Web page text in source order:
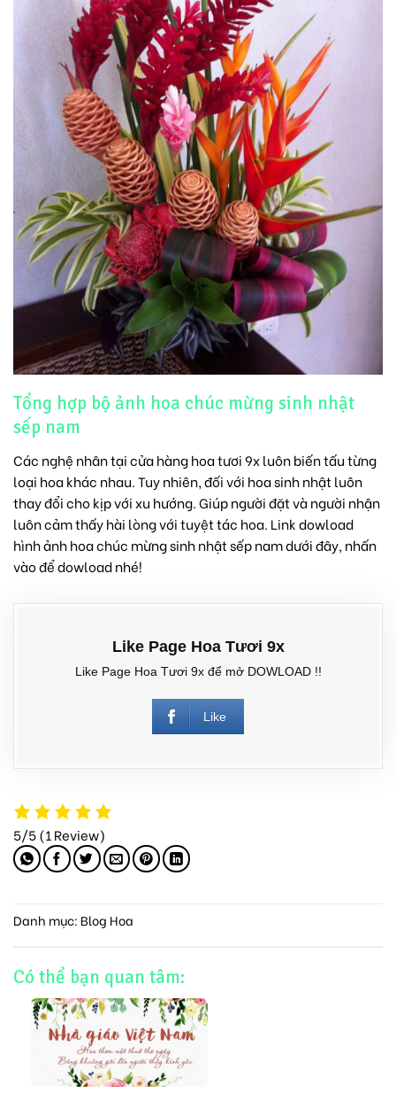
Tổng hợp bộ ảnh hoa chúc mừng sinh nhật
sếp nam
Các nghệ nhân tại cửa hàng hoa tươi 9x luôn biến tấu từng
loại hoa khác nhau. Tuy nhiên, đối với hoa sinh nhật luôn
thay đổi cho kịp với xu hướng. Giúp người đặt và người nhận
luôn cảm thấy hài lòng với tuyệt tác hoa. Link dowload
hình ảnh hoa chúc mừng sinh nhật sếp nam dưới đây, nhấn
vào để dowload nhé!
Like Page Hoa Tươi 9x
Like Page Hoa Tươi 9x để mở DOWLOAD !!
Like
5/5(1 Review)
Danh mục: Blog Hoa
Có thể bạn quan tâm: